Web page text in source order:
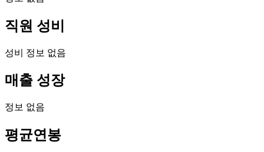
직원 성비
성비 정보 없음
매출 성장
정보 없음
평균연봉